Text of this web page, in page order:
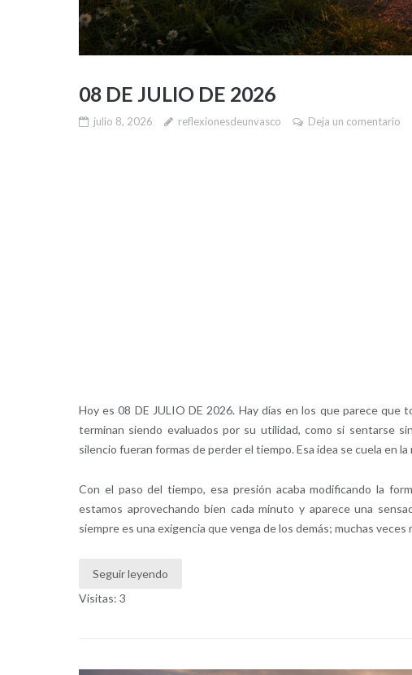
08 DE JULIO DE 2026
julio 8, 2026 reflexionesdeunvasco Deja un comentario
Hoy es 08 DE JULIO DE 2026. Hay días en los que parece
terminan siendo evaluados por su utilidad, como si sentarse
silencio fueran formas de perder el tiempo. Esa idea se cuela en
Con el paso del tiempo, esa presión acaba modificando la
estamos aprovechando bien cada minuto y aparece una
siempre es una exigencia que venga de los demás; muchas
Seguir leyendo
Visitas: 3